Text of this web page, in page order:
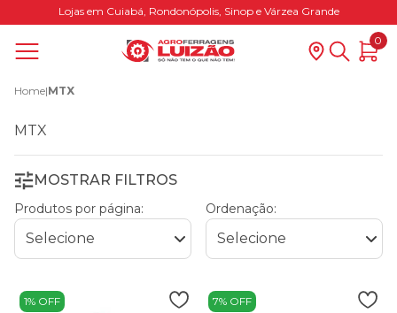
Lojas em Cuiabá, Rondonópolis, Sinop e Várzea Grande
0
Home|MTX
MTX
MOSTRAR FILTROS
Produtos por página: Ordenação:
1% OFF 7% OFF